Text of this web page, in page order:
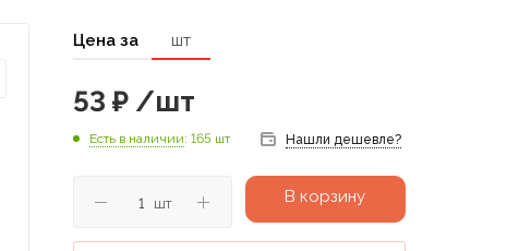
Цена за шт
53 ₽/шт
Есть в наличии: 165 шт Нашли дешевле?
шт В корзину